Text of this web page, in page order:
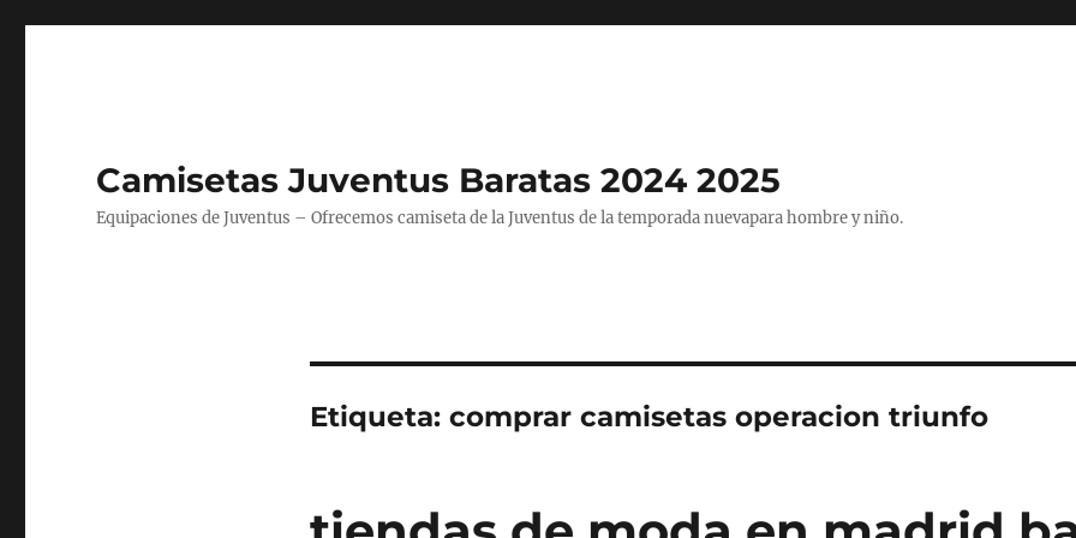
Camisetas Juventus Baratas 2024 2025
Equipaciones de Juventus – Ofrecemos camiseta de la Juventus de la temporada nuevapara hombre y niño.
Etiqueta: comprar camisetas operacion triunfo